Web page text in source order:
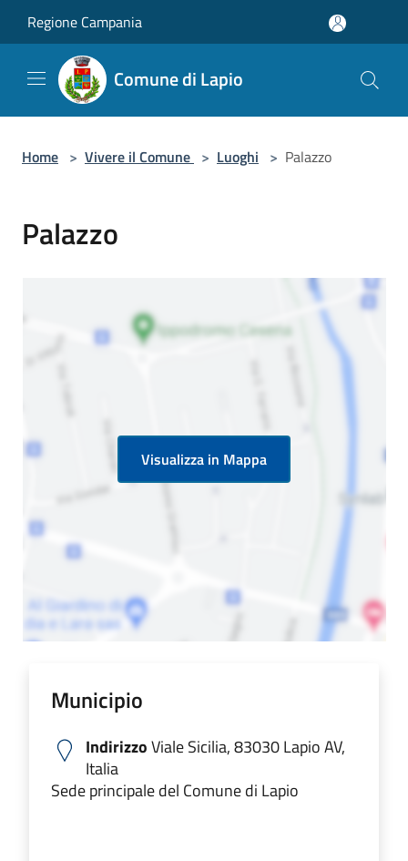
Regione Campania
Comune di Lapio
Home > Vivere il Comune > Luoghi > Palazzo
Palazzo
Visualizza in Mappa
Municipio
IndirizzoViale Sicilia, 83030 Lapio AV,
Italia
Sede principale del Comune di Lapio